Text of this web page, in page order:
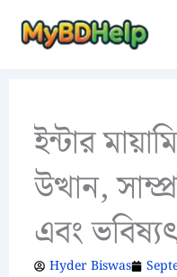
ইন্টার
উত্থান,
এবং
Hyder Biswas